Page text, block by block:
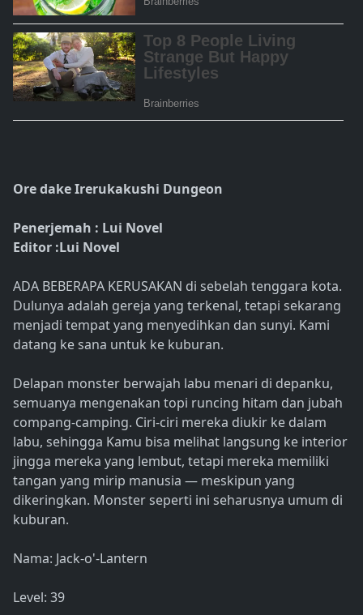
Ore dake Irerukakushi Dungeon
Penerjemah : Lui Novel
Editor :Lui Novel
ADA BEBERAPA KERUSAKAN di sebelah tenggara kota.
Dulunya adalah gereja yang terkenal, tetapi sekarang
menjadi tempat yang menyedihkan dan sunyi. Kami
datang ke sana untuk ke kuburan.
Delapan monster berwajah labu menari di depanku,
semuanya mengenakan topi runcing hitam dan jubah
compang-camping. Ciri-ciri mereka diukir ke dalam
labu, sehingga Kamu bisa melihat langsung ke interior
jingga mereka yang lembut, tetapi mereka memiliki
tangan yang mirip manusia — meskipun yang
dikeringkan. Monster seperti ini seharusnya umum di
kuburan.
Nama: Jack-o'-Lantern
Level: 39